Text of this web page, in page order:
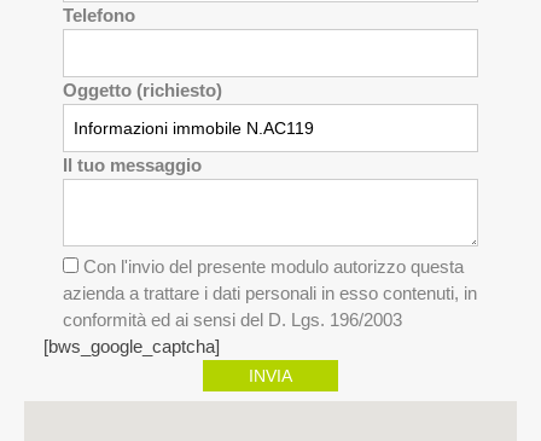
Telefono
Oggetto (richiesto)
Il tuo messaggio
Con l'invio del presente modulo autorizzo questa
azienda a trattare i dati personali in esso contenuti, in
conformità ed ai sensi del D. Lgs. 196/2003
[bws_google_captcha]
INVIA